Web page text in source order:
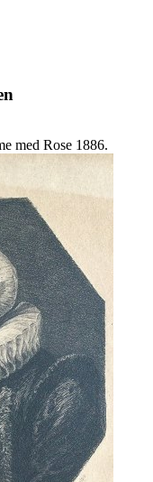
med Rose 1886.